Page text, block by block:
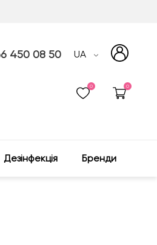
450 08 50 UA
0 0
Дезінфекція Бренди